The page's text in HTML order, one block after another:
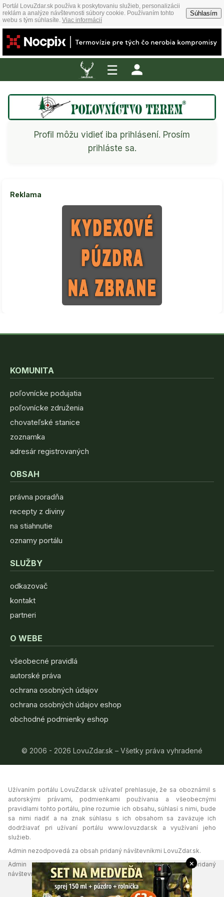
Portál LovuZdar.sk používa k poskytovaniu služieb, personalizácii
reklám a analýze návštevnosti súbory cookie. Používaním tohto
webu s tým súhlasíte. Viac informácií
Súhlasím
☰
Profil môžu vidieť iba prihlásení. Prosím
prihláste sa.
Reklama
KOMUNITA
poľovnícke podujatia
poľovnícke združenia
chovateľské stanice
zoznamka
adresár registrovaných
OBSAH
právna poradňa
recepty z diviny
na stiahnutie
oznamy portálu
SLUŽBY
odkazovač
kontakt
partneri
O WEBE
všeobecné pravidlá
autorské práva
ochrana osobných údajov
ochrana osobných údajov eshop
obchodné podmienky eshop
© 2006 - 2026 LovuZdar.sk – Všetky práva vyhradené
Užívaním portálu LovuZdar.sk užívateľ prehlasuje, že sa oboznámil s
autorskými právami, podmienkami používania a všeobecnými
pravidlami tohto portálu, plne rozumie ich obsahu, súhlasí s nimi, bude
sa nimi riadiť a na znak súhlasu s ich obsahom sa zaväzuje ich
dodržiavať pri užívaní portálu www.lovuzdar.sk a využívaní jeho
služieb.
Admin nezodpovedá za obsah pridaný návštevníkmi LovuZdar.sk.
Admin si vyhradzuje právo vymazať akýkoľvek obsah pridaný
návštevníkmi portálu, ak tak uzná za vhodné.
×